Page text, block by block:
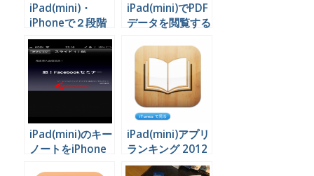
iPad(mini)・
iPhoneで２段階
認証設定した
Gmailアカウント
を利用できるよう
にする方法
iPad(mini)でPDF
データを閲覧する
iPad(mini)のキー
ノートをiPhone
iPad(mini)アプリ
ランキング 2012